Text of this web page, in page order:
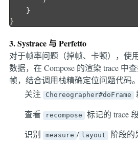
}
}
3. Systrace 与 Perfetto
对于帧率问题（掉帧、卡顿），使
数据，在 Compose 的渲染 trace 中
帧，结合调用栈精确定位问题代码。
关注 Choreographer#doFrame
查看 recompose
标记的 trace
识别 measure / layout 阶段的